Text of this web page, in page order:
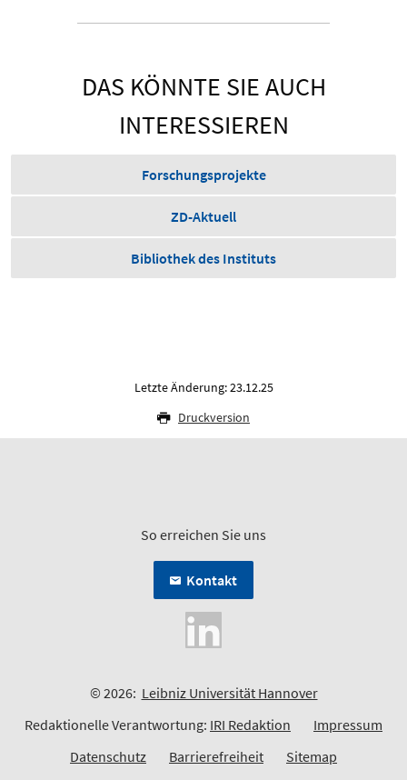
DAS KÖNNTE SIE AUCH
INTERESSIEREN
Forschungsprojekte
ZD-Aktuell
Bibliothek des Instituts
Letzte Änderung: 23.12.25
Druckversion
So erreichen Sie uns
Kontakt
© 2026: Leibniz Universität Hannover
Redaktionelle Verantwortung: IRI Redaktion
Impressum
Datenschutz
Barrierefreiheit Sitemap